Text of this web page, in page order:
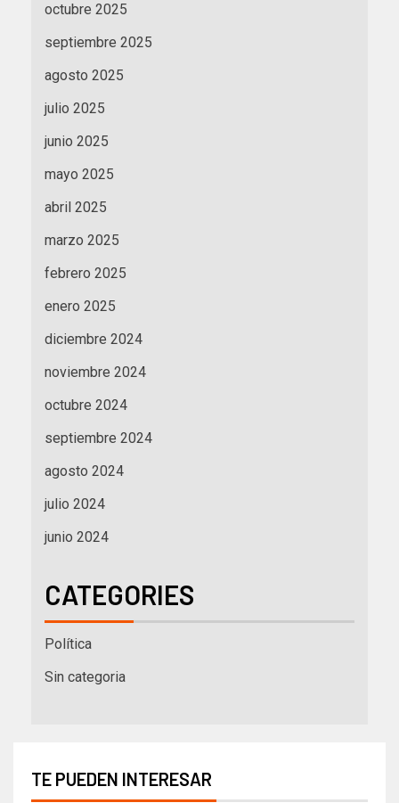
octubre 2025
septiembre 2025
agosto 2025
julio 2025
junio 2025
mayo 2025
abril 2025
marzo 2025
febrero 2025
enero 2025
diciembre 2024
noviembre 2024
octubre 2024
septiembre 2024
agosto 2024
julio 2024
junio 2024
CATEGORIES
Política
Sin categoria
TE PUEDEN INTERESAR